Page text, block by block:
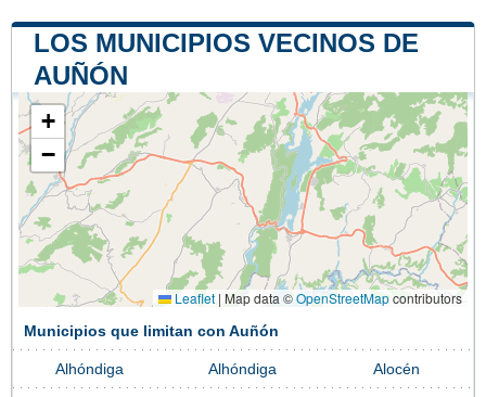
LOS MUNICIPIOS VECINOS DE
AUÑÓN
+
−
Leaflet | Map data ©OpenStreetMapcontributors
Municipios que limitan con Auñón
Alhóndiga Alhóndiga Alocén